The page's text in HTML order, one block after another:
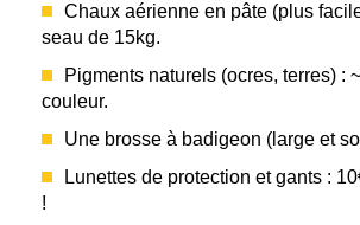
Chaux aérienne en pâte (plus
seau de 15kg.
Pigments naturels (ocres, terres) :
couleur.
Une brosse à badigeon (large et
Lunettes de protection et gants :
!